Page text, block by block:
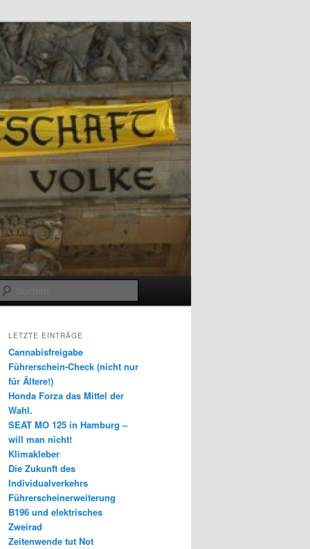
LETZTE EINTRÄGE
Cannabisfreigabe
Führerschein-Check (nicht nur
für Ältere!)
Honda Forza das Mittel der
Wahl.
SEAT MO 125 in Hamburg –
will man nicht!
Klimakleber
Die Zukunft des
Individualverkehrs
Führerscheinerweiterung
B196 und elektrisches
Zweirad
Zeitenwende tut Not